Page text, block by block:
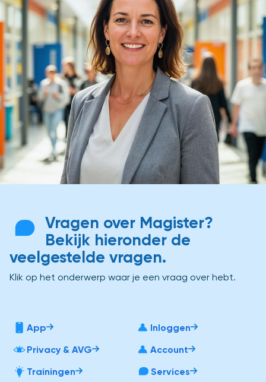
Vragen over Magister?
Bekijk hieronder de
veelgestelde vragen.
Klik op het onderwerp waar je een vraag over hebt.
App
Inloggen
Privacy & AVG
Account
Trainingen
Services